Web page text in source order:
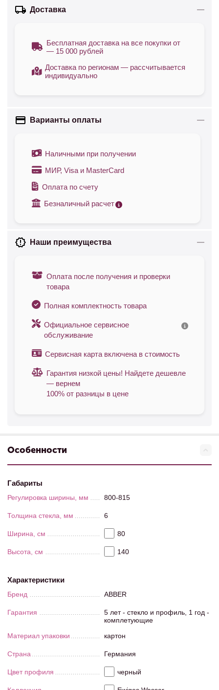
Доставка
Бесплатная доставка на все покупки от
— 15 000 рублей
Доставка по регионам — рассчитывается
индивидуально
Варианты оплаты
Наличными при получении
МИР, Visa и MasterCard
Оплата по счету
Безналичный расчет
Наши преимущества
Оплата после получения и проверки
товара
Полная комплектность товара
Официальное сервисное
обслуживание
Сервисная карта включена в стоимость
Гарантия низкой цены! Найдете дешевле
— вернем
100% от разницы в цене
Особенности
Габариты
Регулировка ширины, мм 800-815
Толщина стекла, мм 6
Ширина, см 80
Высота, см 140
Характеристики
Бренд ABBER
Гарантия
5 лет - стекло и профиль, 1 год -
комплетующие
Материал упаковки
картон
Страна Германия
Цвет профиля черный